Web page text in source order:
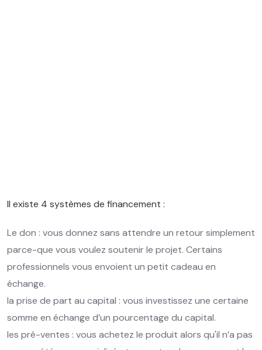
Il existe 4 systèmes de financement :
Le don : vous donnez sans attendre un retour simplement
parce-que vous voulez soutenir le projet. Certains
professionnels vous envoient un petit cadeau en
échange.
la prise de part au capital : vous investissez une certaine
somme en échange d’un pourcentage du capital.
les pré-ventes : vous achetez le produit alors qu'il n’a pas